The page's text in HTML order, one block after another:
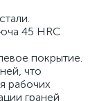
45 HRC
покрытие.
что
рабочих
граней